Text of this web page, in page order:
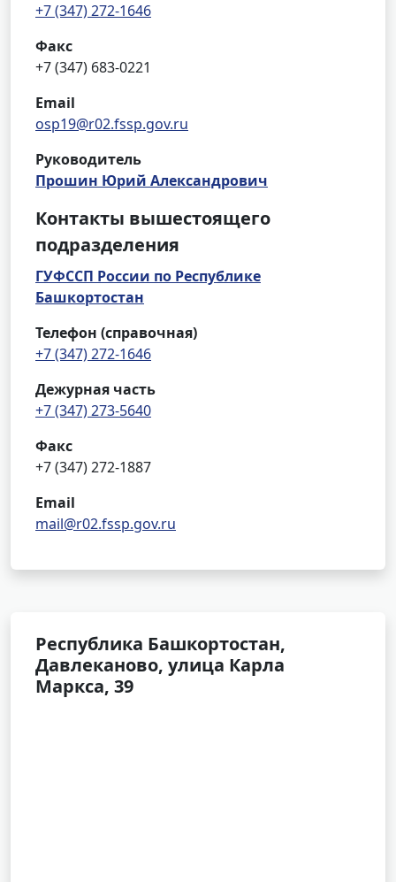
+7 (347) 272-1646
Факс
+7 (347) 683-0221
Email
osp19@r02.fssp.gov.ru
Руководитель
Прошин Юрий Александрович
Контакты вышестоящего
подразделения
ГУФССП России по Республике
Башкортостан
Телефон (справочная)
+7 (347) 272-1646
Дежурная часть
+7 (347) 273-5640
Факс
+7 (347) 272-1887
Email
mail@r02.fssp.gov.ru
Республика Башкортостан,
Давлеканово, улица Карла
Маркса, 39